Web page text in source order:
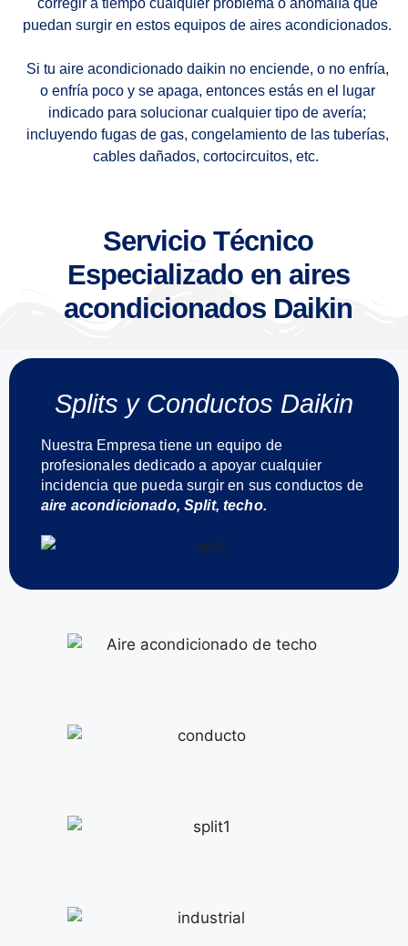
Servicio Técnico
Especializado en aires
acondicionados Daikin
corregir a tiempo cualquier problema o anomalía que
puedan surgir en estos equipos de aires acondicionados.
Si tu aire acondicionado daikin no enciende, o no enfría,
o enfría poco y se apaga, entonces estás en el lugar
indicado para solucionar cualquier tipo de avería;
incluyendo fugas de gas, congelamiento de las tuberías,
cables dañados, cortocircuitos, etc.
Splits y Conductos Daikin
Nuestra Empresa tiene un equipo de
profesionales dedicado a apoyar cualquier
incidencia que pueda surgir en sus conductos de
aire acondicionado, Split, techo.